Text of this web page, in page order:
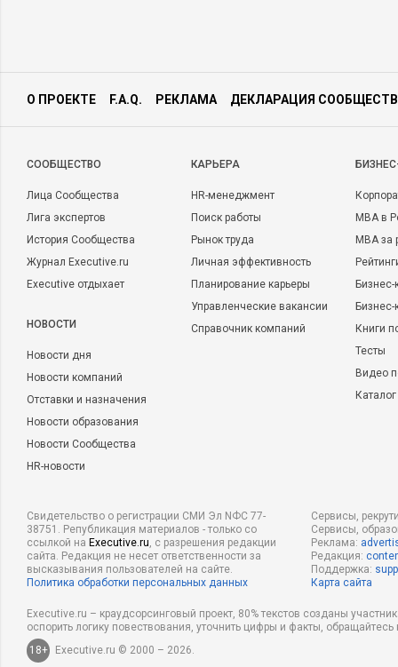
О ПРОЕКТЕ F.A.Q. РЕКЛАМА ДЕКЛАРАЦИЯ
CООБЩЕСТВО
Лица Сообщества
Лига экспертов
История Сообщества
Журнал Executive.ru
Executive отдыхает
НОВОСТИ
Новости дня
Новости компаний
Отставки и назначения
Новости образования
Новости Сообщества
HR-новости
КАРЬЕРА
HR-менеджмент
Поиск работы
Рынок труда
Личная эффективность
Планирование карьеры
Управленческие вакансии
Справочник компаний
MBA в
MBA
Бизнес-
Книги
Тесты
Видео
Свидетельство о регистрации СМИ Эл NФС 77-
38751. Републикация материалов - только со
ссылкой на Executive.ru, с разрешения редакции
сайта. Редакция не несет ответственности за
высказывания пользователей на сайте.
Политика обработки персональных данных
Сервисы,
Сервисы,
Реклама:
Редакция:
Поддержка:
Карта сайта
Executive.ru – краудсорсинговый проект, 80% текстов созданы
оспорить логику повествования, уточнить цифры и факты,
18+
Executive.ru © 2000 – 2026.